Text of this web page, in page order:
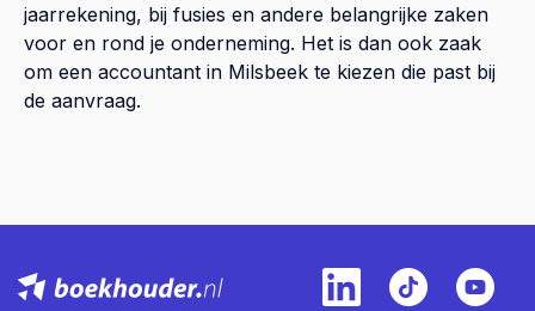
jaarrekening, bij fusies en andere belangrijke zaken
voor en rond je onderneming. Het is dan ook zaak
om een accountant in Milsbeek te kiezen die past bij
de aanvraag.